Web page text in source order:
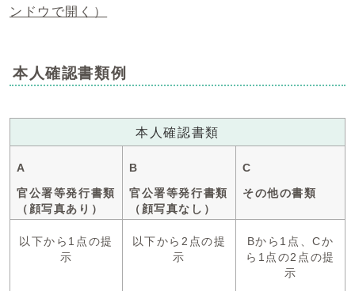
ンドウで開く）
本人確認書類例
本人確認書類
A
官公署等発行書類
（顔写真あり）
B
官公署等発行書類
（顔写真なし）
C
その他の書類
以下から1点の提
示
以下から2点の提
示
Bから1点、Cか
ら1点の2点の提
示